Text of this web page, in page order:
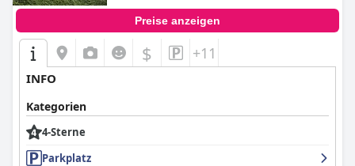
Preise anzeigen
$ +11
INFO
Kategorien
4-Sterne
Parkplatz